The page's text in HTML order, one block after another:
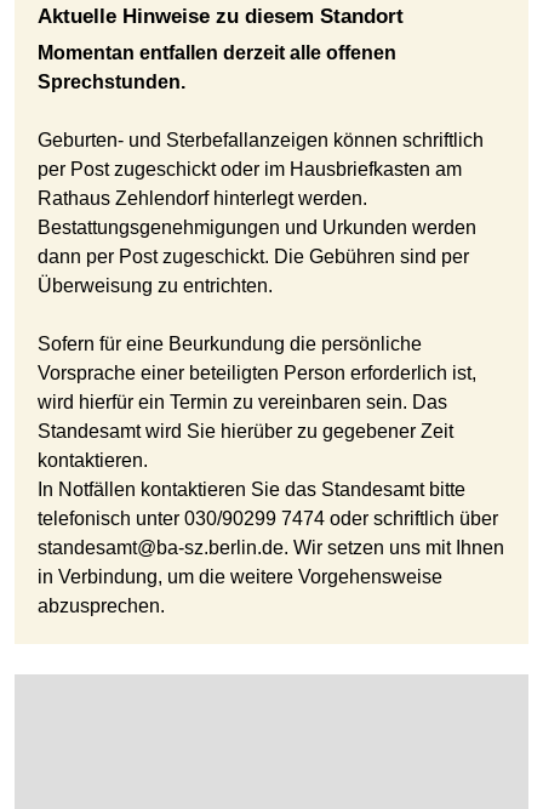
Aktuelle Hinweise zu diesem Standort
Momentan entfallen derzeit alle offenen
Sprechstunden.
Geburten- und Sterbefallanzeigen können schriftlich
per Post zugeschickt oder im Hausbriefkasten am
Rathaus Zehlendorf hinterlegt werden.
Bestattungsgenehmigungen und Urkunden werden
dann per Post zugeschickt. Die Gebühren sind per
Überweisung zu entrichten.
Sofern für eine Beurkundung die persönliche
Vorsprache einer beteiligten Person erforderlich ist,
wird hierfür ein Termin zu vereinbaren sein. Das
Standesamt wird Sie hierüber zu gegebener Zeit
kontaktieren.
In Notfällen kontaktieren Sie das Standesamt bitte
telefonisch unter 030/90299 7474 oder schriftlich über
standesamt@ba-sz.berlin.de. Wir setzen uns mit Ihnen
in Verbindung, um die weitere Vorgehensweise
abzusprechen.